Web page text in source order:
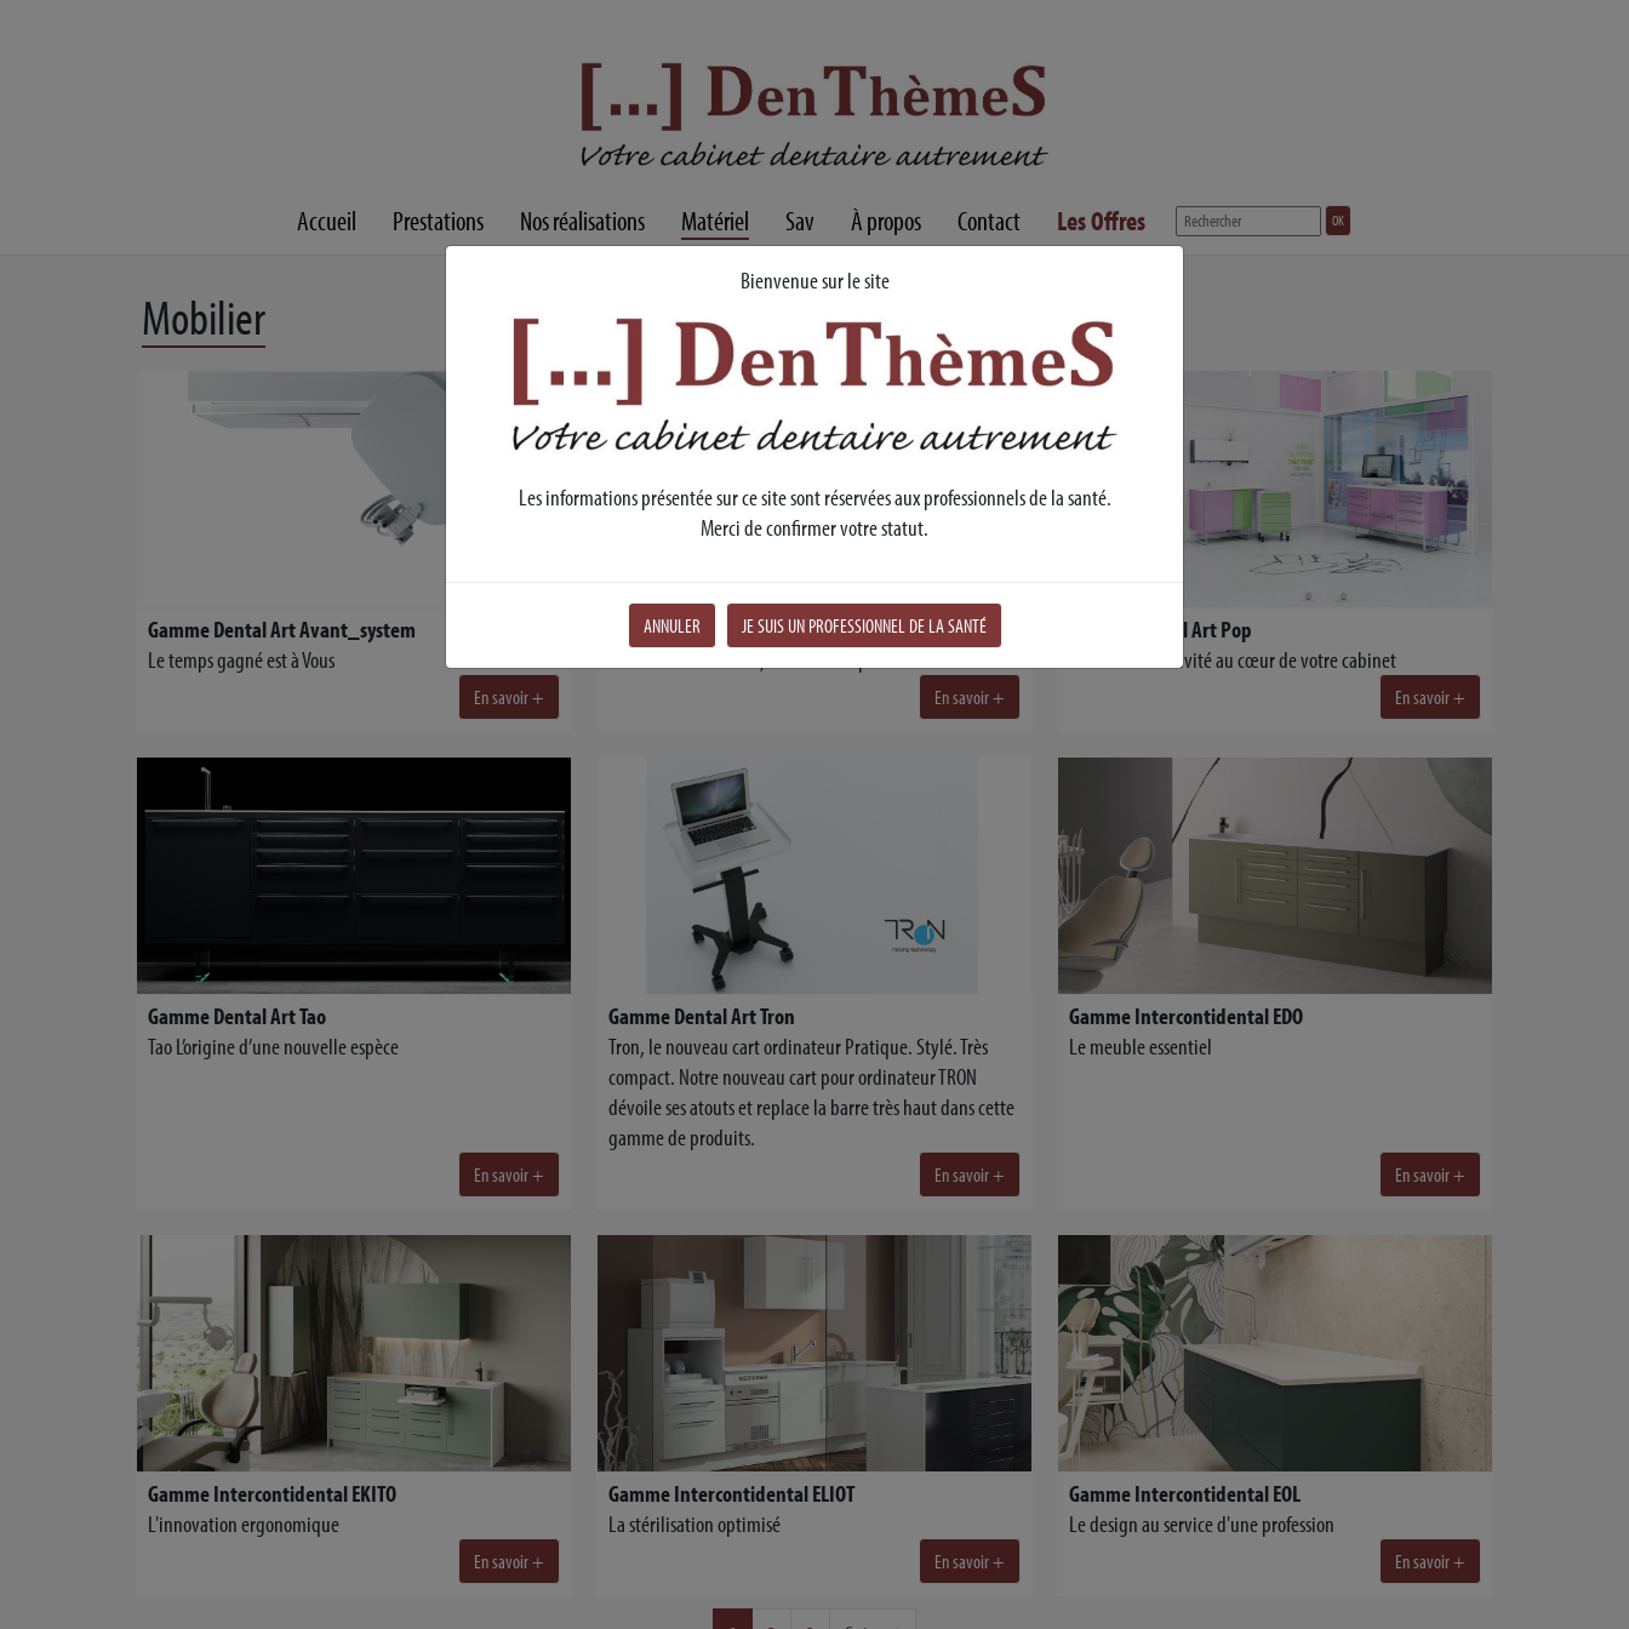
Accueil Prestations Nos réalisations Matériel Sav Àpropos Contact Les Offres OK
Mobilier
Gamme Dental Art Avant_system
Le temps gagné est à Vous
En savoir +
Gamme Dental Art Fringe
En savoir +
Gamme Dental Art Pop
Liberté et créativité au cœur de votre cabinet
En savoir +
Gamme Dental Art Tao
Tao L’origine d’une nouvelle espèce
En savoir +
Gamme Dental Art Tron
Tron, le nouveau cart ordinateur Pratique. Stylé. Très
compact. Notre nouveau cart pour ordinateur TRON
dévoile ses atouts et replace la barre très haut dans cette
gamme de produits.
En savoir +
Gamme Intercontidental EDO
Le meuble essentiel
En savoir +
Gamme Intercontidental EKITO
L'innovation ergonomique
En savoir +
Gamme Intercontidental ELIOT
La stérilisation optimisé
En savoir +
Gamme Intercontidental EOL
Le design au service d'une profession
En savoir +
Bienvenue sur le site
Les informations présentée sur ce site sont réservées aux professionnels de la santé.
Merci de confirmer votre statut.
ANNULER JE SUIS UN PROFESSIONNEL DE LA SANTÉ